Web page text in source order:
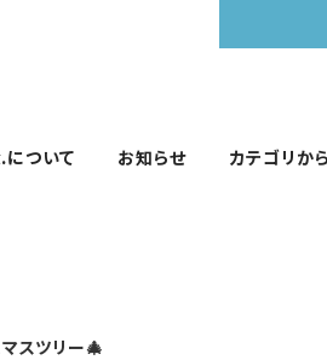
ついて お知らせ カテゴリか
スツリー🎄